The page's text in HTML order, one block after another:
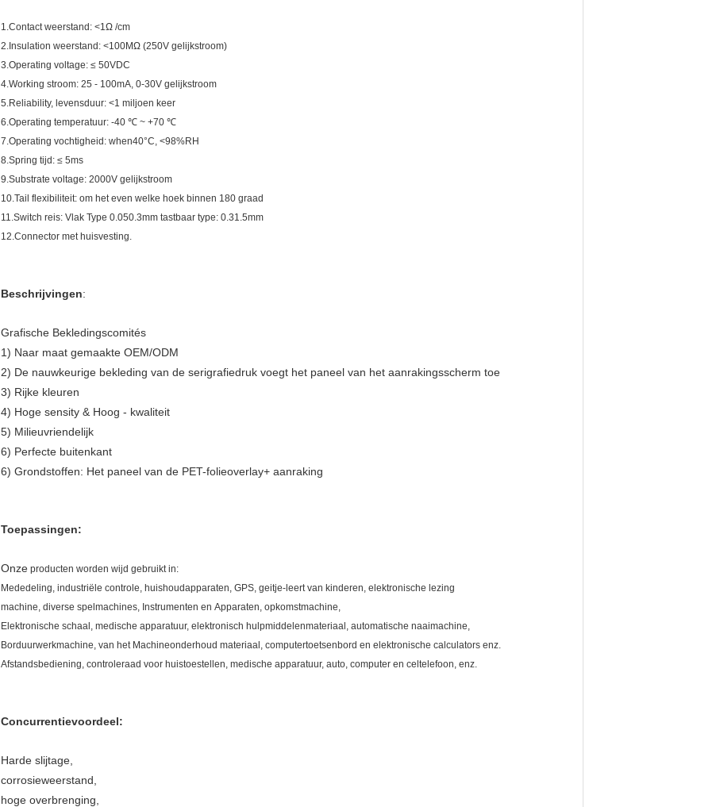
1.Contact weerstand: <1Ω /cm
2.Insulation weerstand: <100MΩ (250V gelijkstroom)
3.Operating voltage: ≤ 50VDC
4.Working stroom: 25 - 100mA, 0-30V gelijkstroom
5.Reliability, levensduur: <1 miljoen keer
6.Operating temperatuur: -40 ℃ ~ +70 ℃
7.Operating vochtigheid: when40°C, <98%RH
8.Spring tijd: ≤ 5ms
9.Substrate voltage: 2000V gelijkstroom
10.Tail flexibiliteit: om het even welke hoek binnen 180 graad
11.Switch reis: Vlak Type 0.050.3mm tastbaar type: 0.31.5mm
12.Connector met huisvesting.
Beschrijvingen:
Grafische Bekledingscomités
1) Naar maat gemaakte OEM/ODM
2) De nauwkeurige bekleding van de serigrafiedruk voegt het paneel van het aanrakingsscherm toe
3) Rijke kleuren
4) Hoge sensity & Hoog - kwaliteit
5) Milieuvriendelijk
6) Perfecte buitenkant
6) Grondstoffen: Het paneel van de PET-folieoverlay+ aanraking
Toepassingen:
Onze producten worden wijd gebruikt in:
Mededeling, industriële controle, huishoudapparaten, GPS, geitje-leert van kinderen, elektronische lezing
machine, diverse spelmachines, Instrumenten en Apparaten, opkomstmachine,
Elektronische schaal, medische apparatuur, elektronisch hulpmiddelenmateriaal, automatische naaimachine,
Borduurwerkmachine, van het Machineonderhoud materiaal, computertoetsenbord en elektronische calculators enz.
Afstandsbediening, controleraad voor huistoestellen, medische apparatuur, auto, computer en celtelefoon, enz.
Concurrentievoordeel:
Harde slijtage,
corrosieweerstand,
hoge overbrenging,